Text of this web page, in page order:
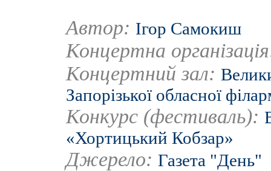
Автор: Ігор Самокиш
Концертна
Концертний зал:
Запорізької обласної
Конкурс (фестиваль):
«Хортицький Кобзар»
Джерело: Газета "День"